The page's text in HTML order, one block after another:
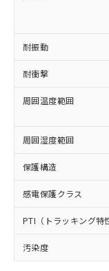
耐振動
耐衝撃
周囲温度範囲
周囲湿度範囲
保護構造
感電保護クラス
PTI（トラッキング特
汚染度
こと
在庫
記載
タに
覧さ
準価
正式
様の
ムロ
オム
点は「
在庫
事前
示し
マイ
いたもの
むを得ず
鉛(Pb)
(PBDE)
ル) (DEHP)(
ルベンジル
（DBP）
(DIBP)
但し、RoHS
適用除外項目は
※2 対応予
部品在庫
基準値を
「－」：
*中国
Pb(鉛)
Cr(Ⅵ)(六価ク
ニル類) :
DBP(フタル
イソブチル) :
ル) : 1000ppm、
DEHP(フタ
※2 環境保
「ｅ」：有
「10」：
当社
為替
（以
また
国政
当社
全に
いよ
当社
ル、
武器
使用
当社
場合
該第
販売
○
△
空